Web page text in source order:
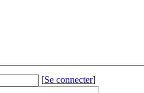
[Se connecter]